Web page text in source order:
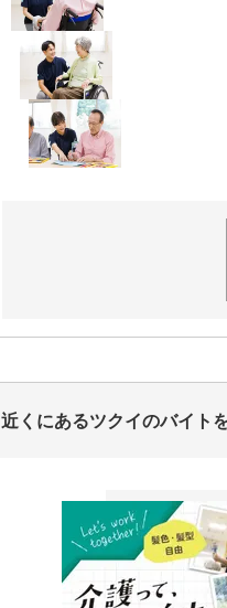
近くにあるツクイのバイト